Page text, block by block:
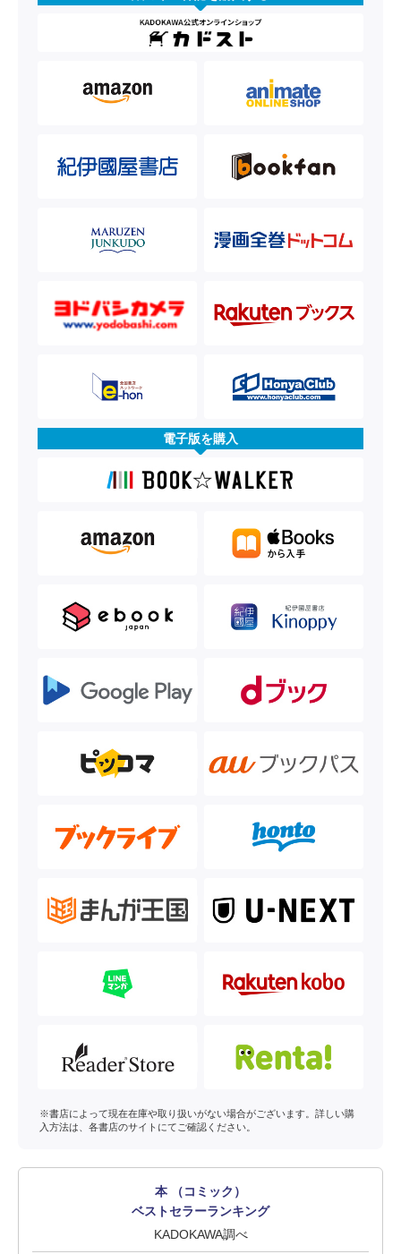
電子版を購入
※書店によって現在在庫や取り扱いがない場合がございます。詳しい購
入方法は、各書店のサイトにてご確認ください。
本 （コミック）
ベストセラーランキング
KADOKAWA調べ